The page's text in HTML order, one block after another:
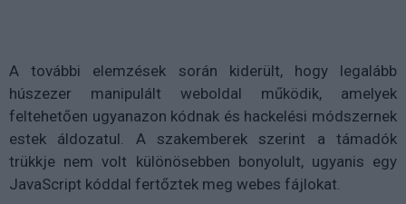
A további elemzések során kiderült, hogy legalább
húszezer manipulált weboldal működik, amelyek
feltehetően ugyanazon kódnak és hackelési módszernek
estek áldozatul. A szakemberek szerint a támadók
trükkje nem volt különösebben bonyolult, ugyanis egy
JavaScript kóddal fertőztek meg webes fájlokat.